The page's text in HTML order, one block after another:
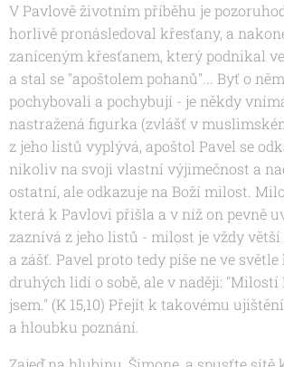
V Pavlově životním příběhu je
horlivě pronásledoval křesťany, a
zaníceným křesťanem, který podnikal
a stal se "apoštolem pohanů"... Byť o
pochybovali a pochybují - je někdy
nastražená figurka (zvlášť v
z jeho listů vyplývá, apoštol Pavel se
nikoliv na svoji vlastní výjimečnost a
ostatní, ale odkazuje na Boží milost.
která k Pavlovi přišla a v níž on pevně
zaznívá z jeho listů - milost je vždy
a zášť. Pavel proto tedy píše ne ve
druhých lidí o sobě, ale v naději: "Milostí
jsem." (K 15,10) Přejít k takovému
a hloubku poznání.